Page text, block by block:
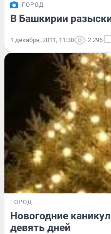
ГОРОД
В Башкирии
1 декабря, 2011, 11:38 2 296
ГОРОД
Новогодние
девять дней